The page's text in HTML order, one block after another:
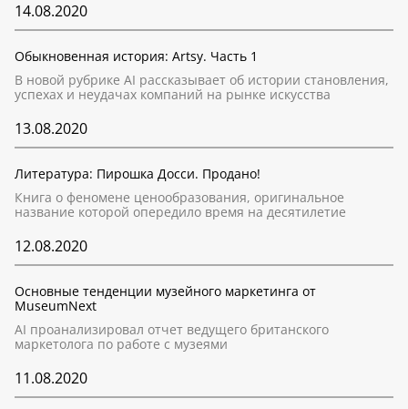
14.08.2020
Обыкновенная история: Artsy. Часть 1
В новой рубрике AI рассказывает об истории становления,
успехах и неудачах компаний на рынке искусства
13.08.2020
Литература: Пирошка Досси. Продано!
Книга о феномене ценообразования, оригинальное
название которой опередило время на десятилетие
12.08.2020
Основные тенденции музейного маркетинга от
MuseumNext
AI проанализировал отчет ведущего британского
маркетолога по работе с музеями
11.08.2020